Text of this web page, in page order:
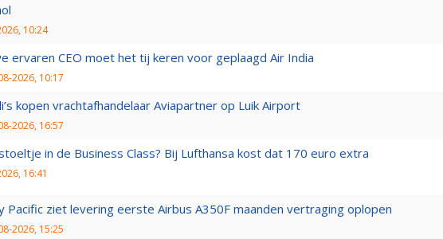
10:24
ervaren CEO moet het tij keren voor geplaagd Air India
2026, 10:17
kopen vrachtafhandelaar Aviapartner op Luik Airport
2026, 16:57
in de Business Class? Bij Lufthansa kost dat 170 euro extra
16:41
Pacific ziet levering eerste Airbus A350F maanden vertraging oplopen
2026, 15:25